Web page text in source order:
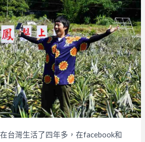
台灣生活了四年多，在facebook和